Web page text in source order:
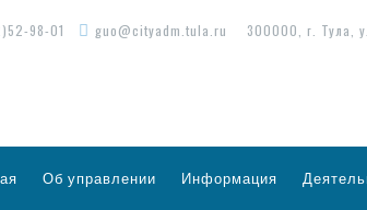
98-01 guo@cityadm.tula.ru
300000, г. Тула,
Об управлении Информация